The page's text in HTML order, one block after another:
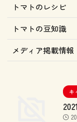
トマトのレシピ
トマトの豆知識
メディア掲載情報
キ